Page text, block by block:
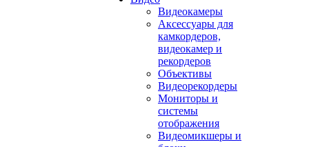
Видеокамеры
Аксессуары для
камкордеров,
видеокамер и
рекордеров
Объективы
Видеорекордеры
Мониторы и
системы
отображения
Видеомикшеры и